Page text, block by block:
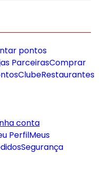
pontos
ParceirasComprar
ClubeRestaurantes
conta
PerfilMeus
Segurança